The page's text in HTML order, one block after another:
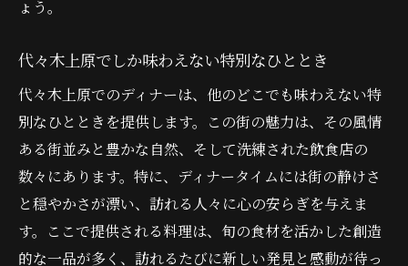
ょう。
代々木上原でしか味わえない特別なひととき
代々木上原でのディナーは、他のどこでも味わえない特
別なひとときを提供します。この街の魅力は、その風情
ある街並みと豊かな自然、そして洗練された飲食店の
数々にあります。特に、ディナータイムには街の静けさ
と穏やかさが漂い、訪れる人々に心の安らぎを与えま
す。ここで提供される料理は、旬の食材を活かした創造
的な一品が多く、訪れるたびに新しい発見と感動が待っ